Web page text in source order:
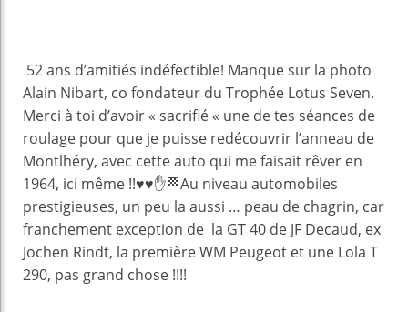
52 ans d’amitiés indéfectible! Manque sur la photo
Alain Nibart, co fondateur du Trophée Lotus Seven.
Merci à toi d’avoir « sacrifié « une de tes séances de
roulage pour que je puisse redécouvrir l’anneau de
Montlhéry, avec cette auto qui me faisait rêver en
1964, ici même !!♥️♥️✋🏁Au niveau automobiles
prestigieuses, un peu la aussi … peau de chagrin, car
franchement exception de la GT 40 de JF Decaud, ex
Jochen Rindt, la première WM Peugeot et une Lola T
290, pas grand chose !!!!